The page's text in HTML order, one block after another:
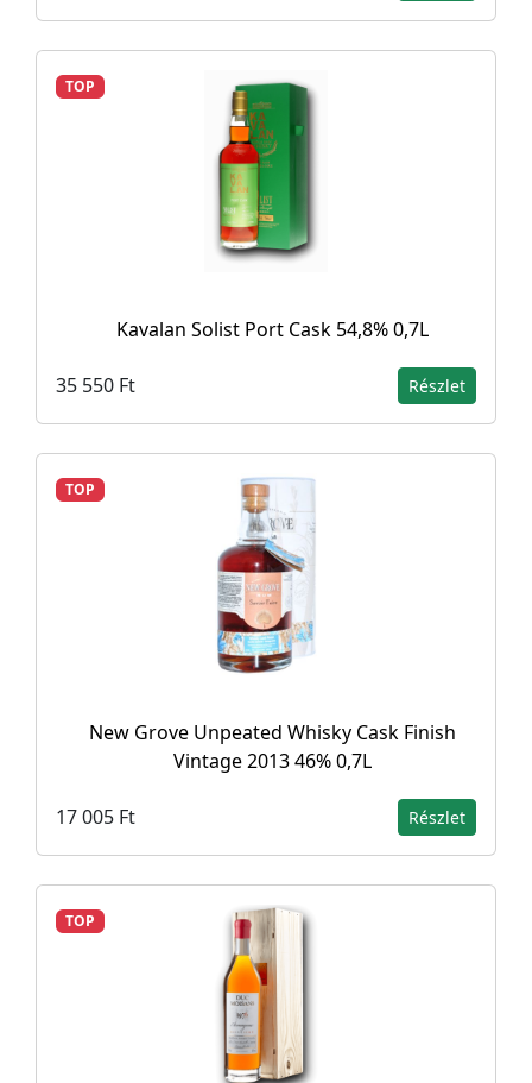
TOP
Kavalan Solist Port Cask 54,8% 0,7L
35 550 Ft Részlet
TOP
New Grove Unpeated Whisky Cask Finish
Vintage 2013 46% 0,7L
17 005 Ft Részlet
TOP